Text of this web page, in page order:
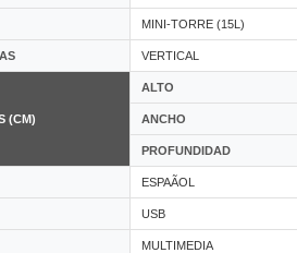
MINI-TORRE (15L)
VERTICAL
(CM)
ALTO
ANCHO
PROFUNDIDAD
ESPAÃOL
USB
MULTIMEDIA